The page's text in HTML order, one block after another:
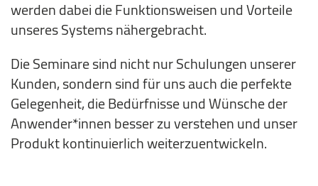
werden dabei die Funktionsweisen und Vorteile
unseres Systems nähergebracht.
Die Seminare sind nicht nur Schulungen unserer
Kunden, sondern sind für uns auch die perfekte
Gelegenheit, die Bedürfnisse und Wünsche der
Anwender*innen besser zu verstehen und unser
Produkt kontinuierlich weiterzuentwickeln.